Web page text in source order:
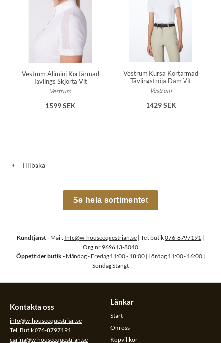
Vestrum Alimini Kortärmad
Tävlings Skjorta Vit
Vestrum
1599 SEK
Vestrum Kursa Kortärmad
Tävlingströja Dam Vit
Vestrum
1429 SEK
Tillbaka
Se hela sortimentet
Kundtjänst - Mail: Info@w-houseequestrian.se | Tel. butik076-8797191 |
Org.nr.969613-8040
Öppettider butik - Måndag - Fredag 11:00 - 18:00 | Lördag 11:00 - 16:00 |
Söndag Stängt
Kontakta oss
info@w-houseequestrian.se
Tel. Butik076-8797191
carina@w-houseequestrian.se
Länkar
Start
Om oss
Köpvillkor